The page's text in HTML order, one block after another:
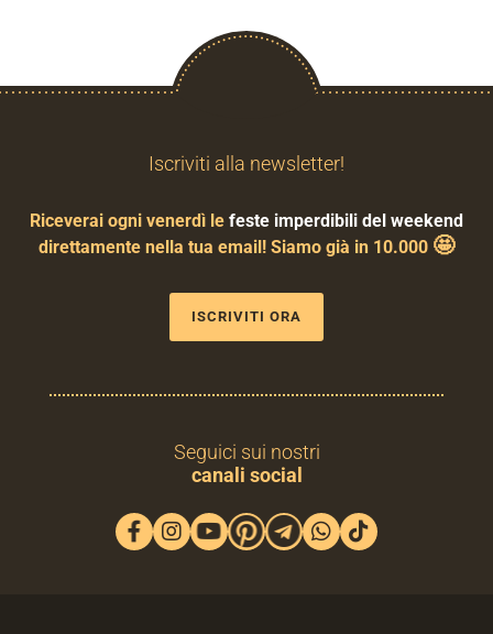
Iscriviti alla newsletter!
Riceverai ogni venerdì le feste imperdibili del weekend
direttamente nella tua email! Siamo già in 10.000 🤩
ISCRIVITI ORA
Seguici sui nostri
canali social